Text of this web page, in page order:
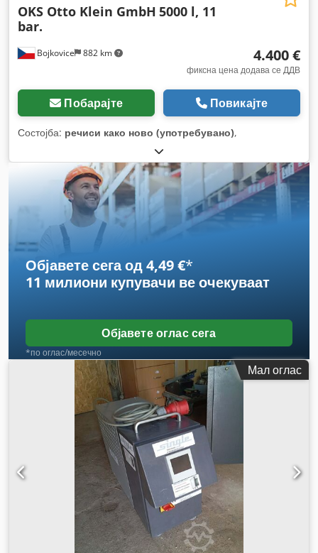
Bojkovice 882 km
OKS Otto Klein GmbH 5000 l, 11
bar.
4.400 €
фиксна цена додава се ДДВ
Побарајте Повикајте
Состојба: речиси како ново (употребувано),
Објавете сега од 4,49 €*
11 милиони купувачи ве очекуваат
Објавете оглас сега
*по оглас/месечно
Мал оглас